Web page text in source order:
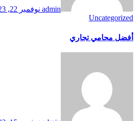
admin نوفمبر 22, 2023
Uncategorized
أفضل محامي تجاري